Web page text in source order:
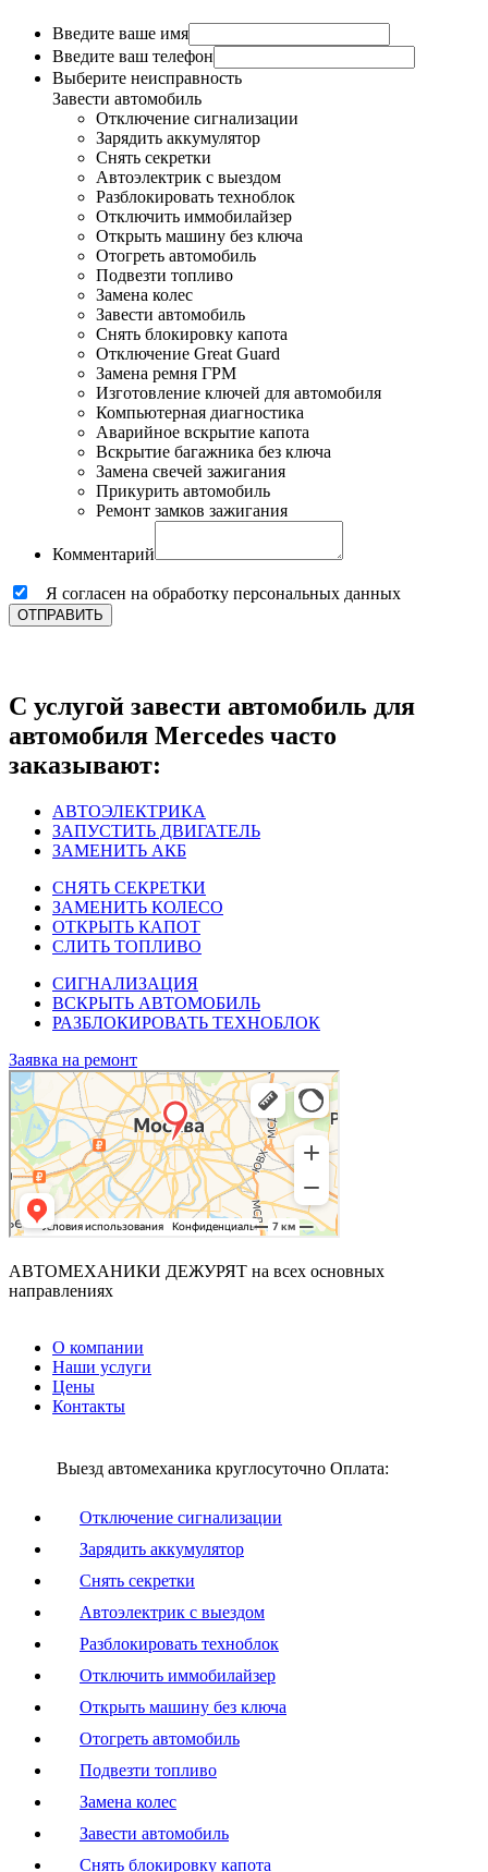
Введите ваше имя
Введите ваш телефон
Выберите неисправность
Завести автомобиль
Отключение сигнализации
Зарядить аккумулятор
Снять секретки
Автоэлектрик с выездом
Разблокировать техноблок
Отключить иммобилайзер
Открыть машину без ключа
Отогреть автомобиль
Подвезти топливо
Замена колес
Завести автомобиль
Снять блокировку капота
Отключение Great Guard
Замена ремня ГРМ
Изготовление ключей для автомобиля
Компьютерная диагностика
Аварийное вскрытие капота
Вскрытие багажника без ключа
Замена свечей зажигания
Прикурить автомобиль
Ремонт замков зажигания
Комментарий
Я согласен на обработку персональных данных
ОТПРАВИТЬ
С услугой завести автомобиль для
автомобиля Mercedes часто
заказывают:
АВТОЭЛЕКТРИКА
ЗАПУСТИТЬ ДВИГАТЕЛЬ
ЗАМЕНИТЬ АКБ
СНЯТЬ СЕКРЕТКИ
ЗАМЕНИТЬ КОЛЕСО
ОТКРЫТЬ КАПОТ
СЛИТЬ ТОПЛИВО
СИГНАЛИЗАЦИЯ
ВСКРЫТЬ АВТОМОБИЛЬ
РАЗБЛОКИРОВАТЬ ТЕХНОБЛОК
Заявка на ремонт
АВТОМЕХАНИКИ ДЕЖУРЯТ на всех основных
направлениях
О компании
Наши услуги
Цены
Контакты
Выезд автомеханика круглосуточно Оплата:
Отключение сигнализации
Зарядить аккумулятор
Снять секретки
Автоэлектрик с выездом
Разблокировать техноблок
Отключить иммобилайзер
Открыть машину без ключа
Отогреть автомобиль
Подвезти топливо
Замена колес
Завести автомобиль
Снять блокировку капота